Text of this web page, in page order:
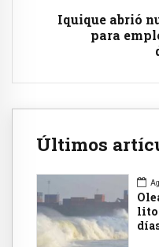
Iquique abrió
para
Últimos